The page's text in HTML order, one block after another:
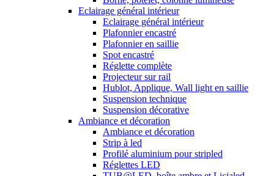
Eclairage général intérieur
Eclairage général intérieur
Plafonnier encastré
Plafonnier en saillie
Spot encastré
Réglette complète
Projecteur sur rail
Hublot, Applique, Wall light en saillie
Suspension technique
Suspension décorative
Ambiance et décoration
Ambiance et décoration
Strip à led
Profilé aluminium pour stripled
Réglettes LED